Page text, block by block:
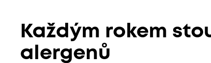
Každým rokem
alergenů